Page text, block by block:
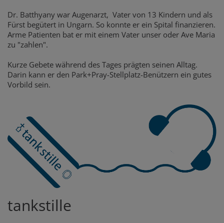
Dr. Batthyany war Augenarzt, Vater von 13 Kindern und als
Fürst begütert in Ungarn. So konnte er ein Spital finanzieren.
Arme Patienten bat er mit einem Vater unser oder Ave Maria
zu "zahlen".
Kurze Gebete während des Tages prägten seinen Alltag.
Darin kann er den Park+Pray-Stellplatz-Benützern ein gutes
Vorbild sein.
tankstille